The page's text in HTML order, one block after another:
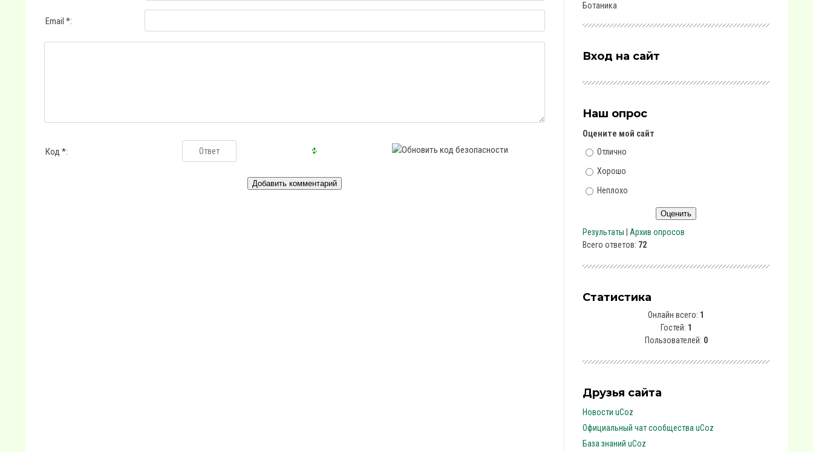
Email *:
Код *:
Ботаника
Вход на сайт
Наш опрос
Оцените мой сайт
Отлично
Хорошо
Неплохо
Результаты
Архив опросов
Всего ответов: 72
Статистика
Онлайн всего: 1
Гостей: 1
Пользователей: 0
Друзья сайта
Новости uCoz
Официальный чат сообщества uCoz
База знаний uCoz